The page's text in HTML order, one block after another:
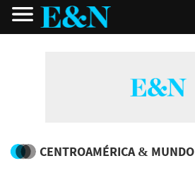
CENTROAMÉRICA & MUNDO